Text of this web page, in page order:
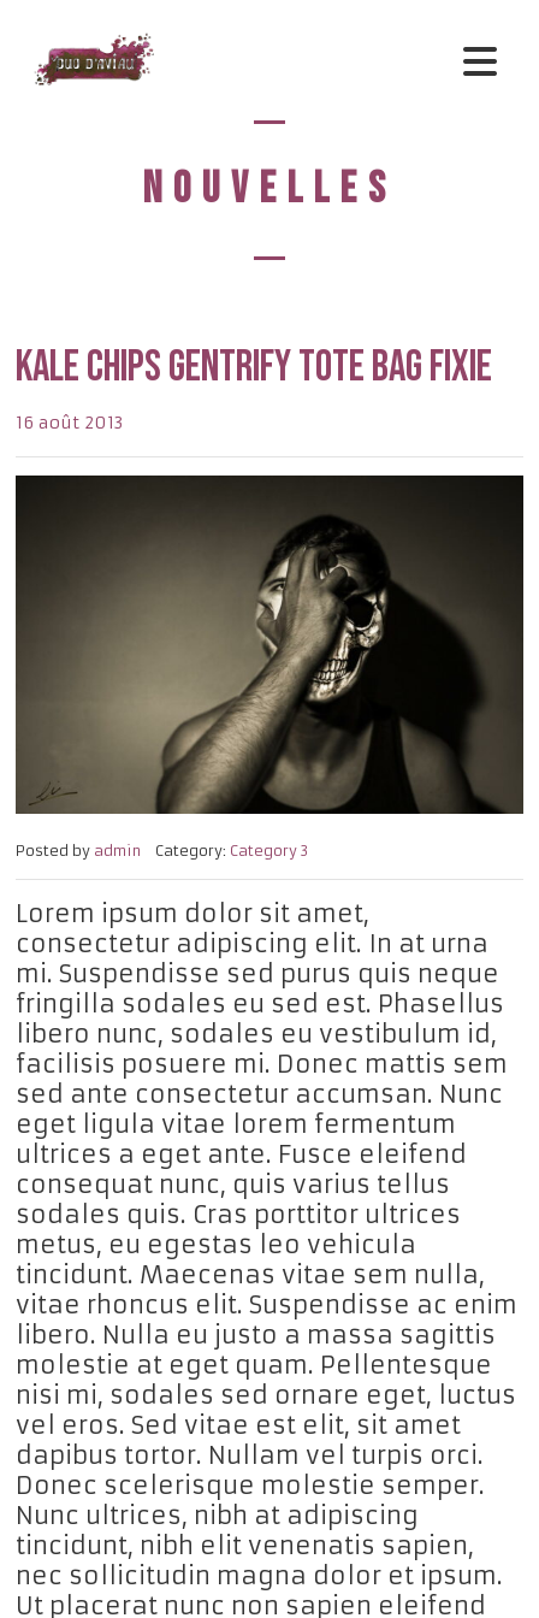
NOUVELLES
Kale chips gentrify tote bag fixie
16 août 2013
Posted by admin Category: Category 3
Lorem ipsum dolor sit amet,
consectetur adipiscing elit. In at urna
mi. Suspendisse sed purus quis neque
fringilla sodales eu sed est. Phasellus
libero nunc, sodales eu vestibulum id,
facilisis posuere mi. Donec mattis sem
sed ante consectetur accumsan. Nunc
eget ligula vitae lorem fermentum
ultrices a eget ante. Fusce eleifend
consequat nunc, quis varius tellus
sodales quis. Cras porttitor ultrices
metus, eu egestas leo vehicula
tincidunt. Maecenas vitae sem nulla,
vitae rhoncus elit. Suspendisse ac enim
libero. Nulla eu justo a massa sagittis
molestie at eget quam. Pellentesque
nisi mi, sodales sed ornare eget, luctus
vel eros. Sed vitae est elit, sit amet
dapibus tortor. Nullam vel turpis orci.
Donec scelerisque molestie semper.
Nunc ultrices, nibh at adipiscing
tincidunt, nibh elit venenatis sapien,
nec sollicitudin magna dolor et ipsum.
Ut placerat nunc non sapien eleifend